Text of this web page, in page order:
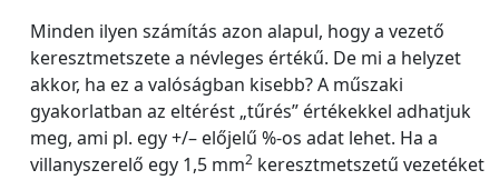
Minden ilyen számítás azon alapul, hogy a vezető
keresztmetszete a névleges értékű. De mi a helyzet
akkor, ha ez a valóságban kisebb? A műszaki
gyakorlatban az eltérést „tűrés” értékekkel adhatjuk
meg, ami pl. egy +/– előjelű %-os adat lehet. Ha a
villanyszerelő egy 1,5 mm2 keresztmetszetű vezetéket